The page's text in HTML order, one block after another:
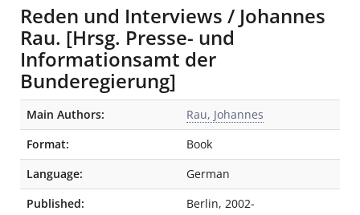
Reden und Interviews / Johannes
Rau. [Hrsg. Presse- und
Informationsamt der
Bunderegierung]
Bibliographic Details
Main Authors:
Rau, Johannes
Format:
Book
Language:
German
Published:
Berlin, 2002-